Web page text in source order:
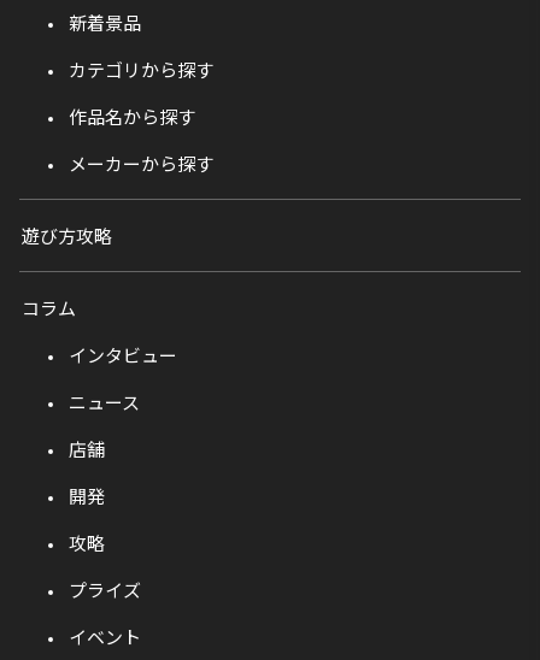
新着景品
カテゴリから探す
作品名から探す
メーカーから探す
遊び方攻略
コラム
インタビュー
ニュース
店舗
開発
攻略
プライズ
イベント